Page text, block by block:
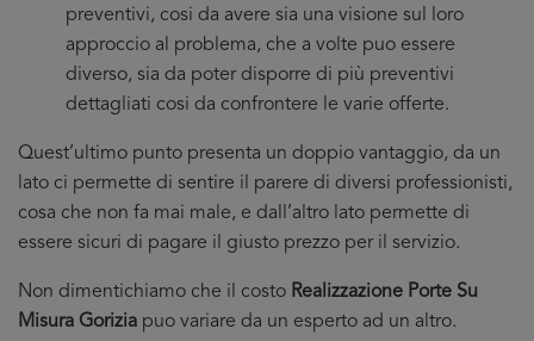
preventivi, cosi da avere sia una visione sul loro
approccio al problema, che a volte puo essere
diverso, sia da poter disporre di più preventivi
dettagliati cosi da confrontere le varie offerte.
Quest’ultimo punto presenta un doppio vantaggio, da un
lato ci permette di sentire il parere di diversi professionisti,
cosa che non fa mai male, e dall’altro lato permette di
essere sicuri di pagare il giusto prezzo per il servizio.
Non dimentichiamo che il costo Realizzazione Porte Su
Misura Gorizia puo variare da un esperto ad un altro.